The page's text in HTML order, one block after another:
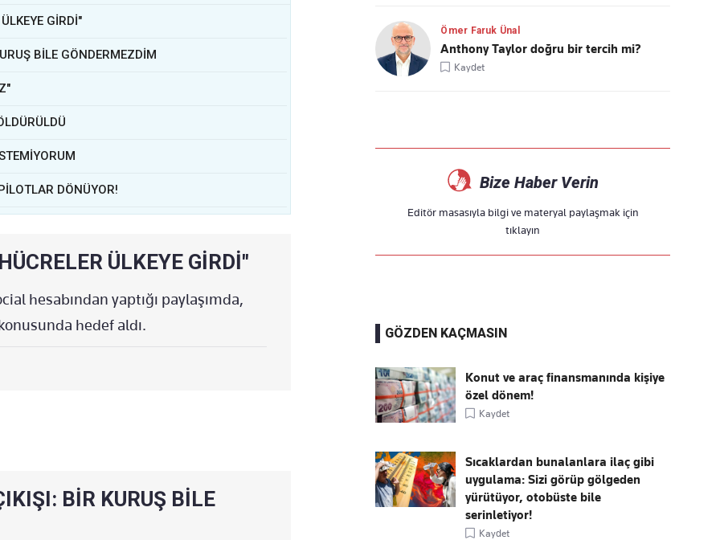
GİRDİ"
BİLE GÖNDERMEZDİM
DÖNÜYOR!
SALDIRILARIMIZA DESTEK VERİYOR
SOSYAL MEDYA YASAĞI
YENİ BİR SAYFA AÇTIK
ÜLKEYE GİRDİ"
hesabından yaptığı paylaşımda,
hedef aldı.
BİR KURUŞ BİLE
Ömer Faruk Ünal
Anthony Taylor doğru bir tercih mi?
Kaydet
Bize Haber Verin
Editör masasıyla bilgi ve materyal paylaşmak için
tıklayın
GÖZDEN KAÇMASIN
Konut ve araç finansmanında kişiye
özel dönem!
Kaydet
Sıcaklardan bunalanlara ilaç gibi
uygulama: Sizi görüp gölgeden
yürütüyor, otobüste bile
serinletiyor!
Kaydet